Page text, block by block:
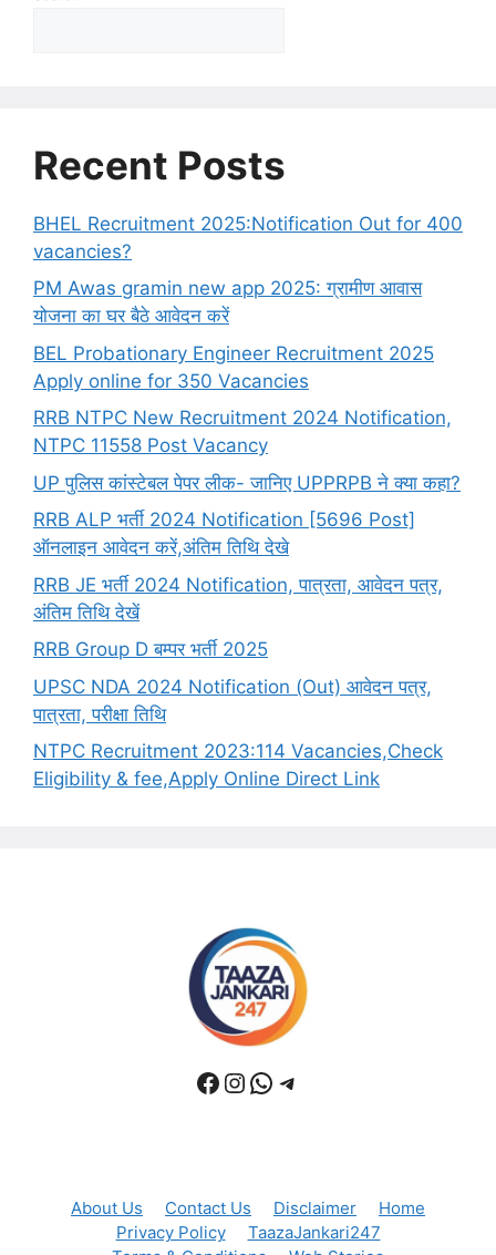
Recent Posts
BHEL Recruitment 2025:Notification Out for 400
vacancies?
PM Awas gramin new app 2025: ग्रामीण आवास
योजना का घर बैठे आवेदन करें
BEL Probationary Engineer Recruitment 2025
Apply online for 350 Vacancies
RRB NTPC New Recruitment 2024 Notification,
NTPC 11558 Post Vacancy
UP पुलिस कांस्टेबल पेपर लीक- जानिए UPPRPB ने क्या कहा?
RRB ALP भर्ती 2024 Notification [5696 Post]
ऑनलाइन आवेदन करें,अंतिम तिथि देखे
RRB JE भर्ती 2024 Notification, पात्रता, आवेदन पत्र,
अंतिम तिथि देखें
RRB Group D बम्पर भर्ती 2025
UPSC NDA 2024 Notification (Out) आवेदन पत्र,
पात्रता, परीक्षा तिथि
NTPC Recruitment 2023:114 Vacancies,Check
Eligibility & fee,Apply Online Direct Link
About Us Contact Us Disclaimer
Home
Privacy Policy
TaazaJankari247